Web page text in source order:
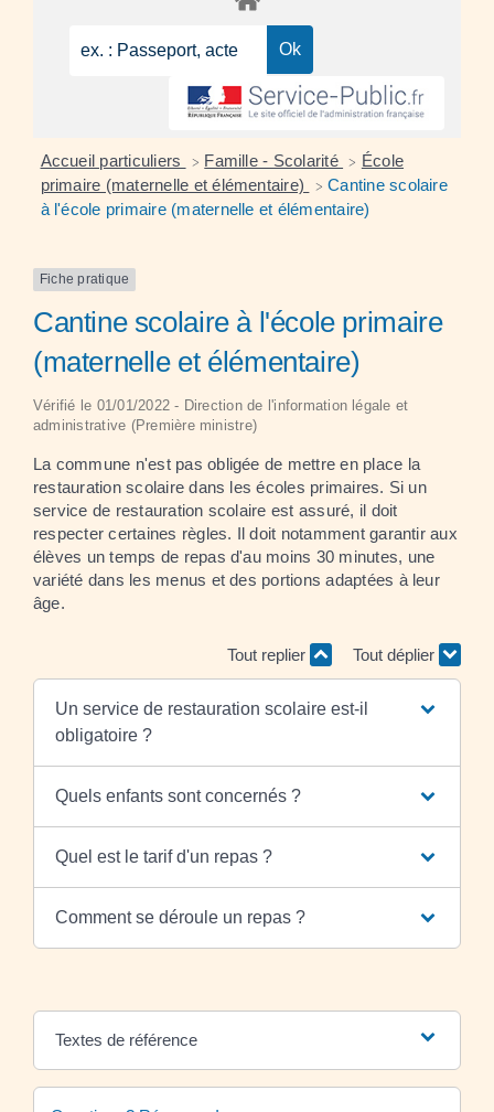
Accueil particuliers > Famille - Scolarité > École
primaire (maternelle et élémentaire)
> Cantine scolaire
à l'école primaire (maternelle et élémentaire)
Fiche pratique
Cantine scolaire à l'école primaire
(maternelle et élémentaire)
Vérifié le 01/01/2022 - Direction de l'information légale et
administrative (Première ministre)
La commune n'est pas obligée de mettre en place la
restauration scolaire dans les écoles primaires. Si un
service de restauration scolaire est assuré, il doit
respecter certaines règles. Il doit notamment garantir aux
élèves un temps de repas d'au moins 30 minutes, une
variété dans les menus et des portions adaptées à leur
âge.
Tout replier Tout déplier
Un service de restauration scolaire est-il
obligatoire ?
Quels enfants sont concernés ?
Quel est le tarif d'un repas ?
Comment se déroule un repas ?
Textes de référence